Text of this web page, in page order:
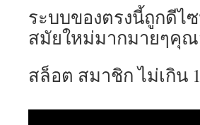
ระบบของตรงนี้ถูกดีไ
สมัยใหม่มากมายๆคุ
สล็อต สมาชิก ไม่เกิน